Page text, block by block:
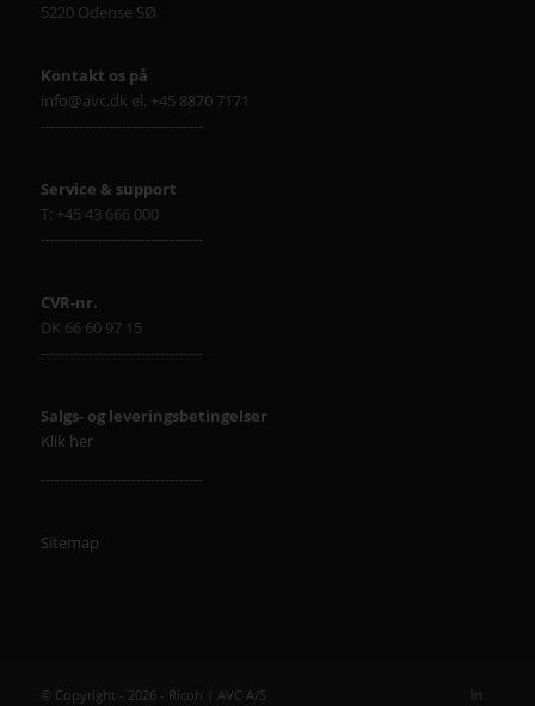
5220 Odense SØ
Kontakt os på
info@avc.dk el. +45 8870 7171
----------------------------------
Service & support
T: +45 43 666 000
----------------------------------
CVR-nr.
DK 66 60 97 15
----------------------------------
Salgs- og leveringsbetingelser
Klik her
----------------------------------
Sitemap
© Copyright - 2026 - Ricoh | AVC A/S